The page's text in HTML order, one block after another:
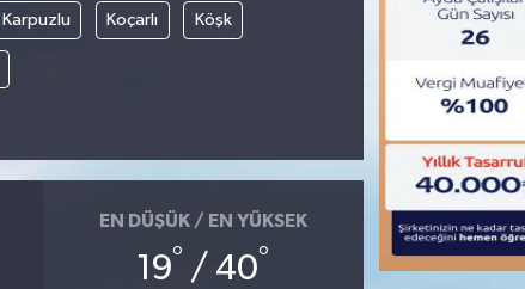
Karpuzlu Koçarlı Köşk
EN DÜŞÜK / EN YÜKSEK
19° / 40°